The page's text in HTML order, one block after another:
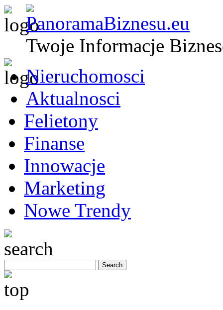
Twoje Informacje
Nieruchomosci
Aktualnosci
Felietony
Finanse
Innowacje
Marketing
Nowe Trendy